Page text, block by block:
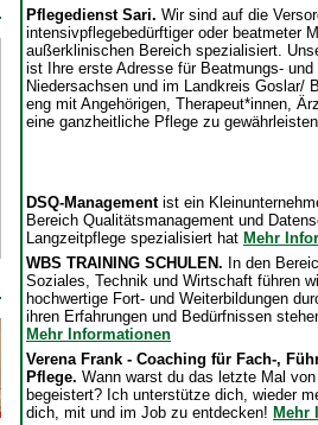
Pflegedienst Sari. Wir sind auf die
intensivpflegebedürftiger oder beatmeter
außerklinischen Bereich spezialisiert.
ist Ihre erste Adresse für Beatmungs-
Niedersachsen und im Landkreis Goslar/
eng mit Angehörigen, Therapeut*innen,
eine ganzheitliche Pflege zu
DSQ-Managementist ein
Bereich Qualitätsmanagement und
Langzeitpflege spezialisiert hat Mehr
WBS TRAINING SCHULEN. In den
Soziales, Technik und Wirtschaft führen
hochwertige Fort- und Weiterbildungen
ihren Erfahrungen und Bedürfnissen
Mehr Informationen
Verena Frank - Coaching für Fach-,
Pflege. Wann warst du das letzte Mal
begeistert? Ich unterstütze dich, wieder
dich, mit und im Job zu entdecken! Mehr